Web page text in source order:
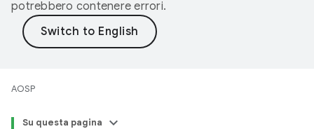
potrebbero contenere errori.
AOSP
Su questa pagina